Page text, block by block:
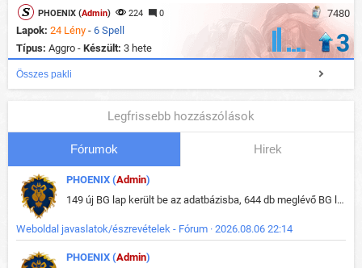
7480
PHOENIX (Admin) 224 0
Lapok: 24 Lény - 6 Spell
Típus: Aggro - Készült: 3 hete 3
Összes pakli
Legfrissebb hozzászólások
Fórumok Hirek
PHOENIX (Admin)
149 új BG lap került be az adatbázisba, 644 db meglévő BG lap módosult, bekerültek az új képek a megváltozott lapokhoz is.
Weboldal javaslatok/észrevételek - Fórum · 2026.08.06 22:14
PHOENIX (Admin)